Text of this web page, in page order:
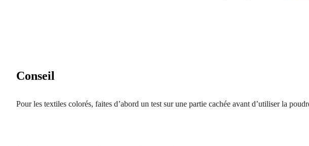
Conseil
Pour les textiles colorés, faites d’abord un test sur une partie cachée avant d’utiliser la